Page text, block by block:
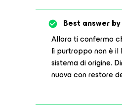
Best answer by
Allora ti confermo
lì purtroppo non è
sistema di origine.
nuova con restore